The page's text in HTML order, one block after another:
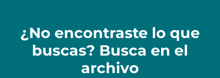
¿No encontraste lo que
buscas? Busca en el
archivo